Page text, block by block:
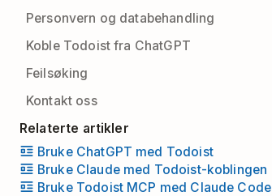
Personvern og databehandling
Koble Todoist fra ChatGPT
Feilsøking
Kontakt oss
Relaterte artikler
Bruke ChatGPT med Todoist
Bruke Claude med Todoist-koblingen
Bruke Todoist MCP med Claude Code